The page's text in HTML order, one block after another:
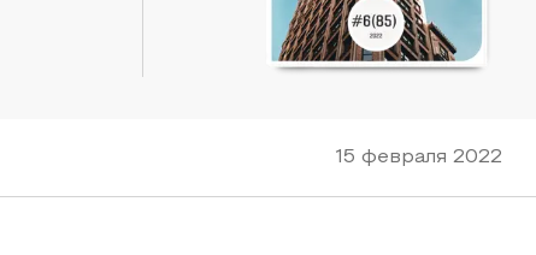
15 февраля 2022